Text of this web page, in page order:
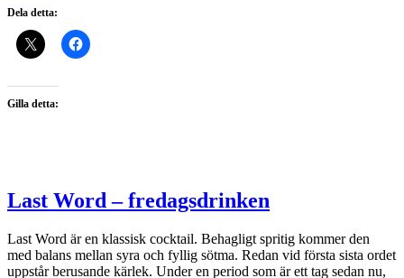
Dela detta:
Gilla detta:
Last Word – fredagsdrinken
Last Word är en klassisk cocktail. Behagligt spritig kommer den
med balans mellan syra och fyllig sötma. Redan vid första sista ordet
uppstår berusande kärlek. Under en period som är ett tag sedan nu,